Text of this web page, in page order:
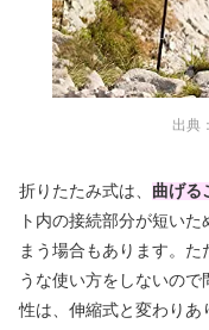
出典：
折りたたみ式は、 曲げる
ト内の接続部分が短い
まう場合もあります。た
うな使い方をしないの
性は、伸縮式と変わりあ